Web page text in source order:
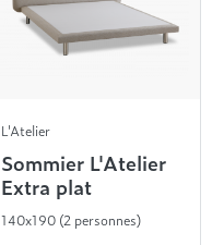
L'Atelier
Sommier L'Atelier
Extra plat
140x190 (2 personnes)